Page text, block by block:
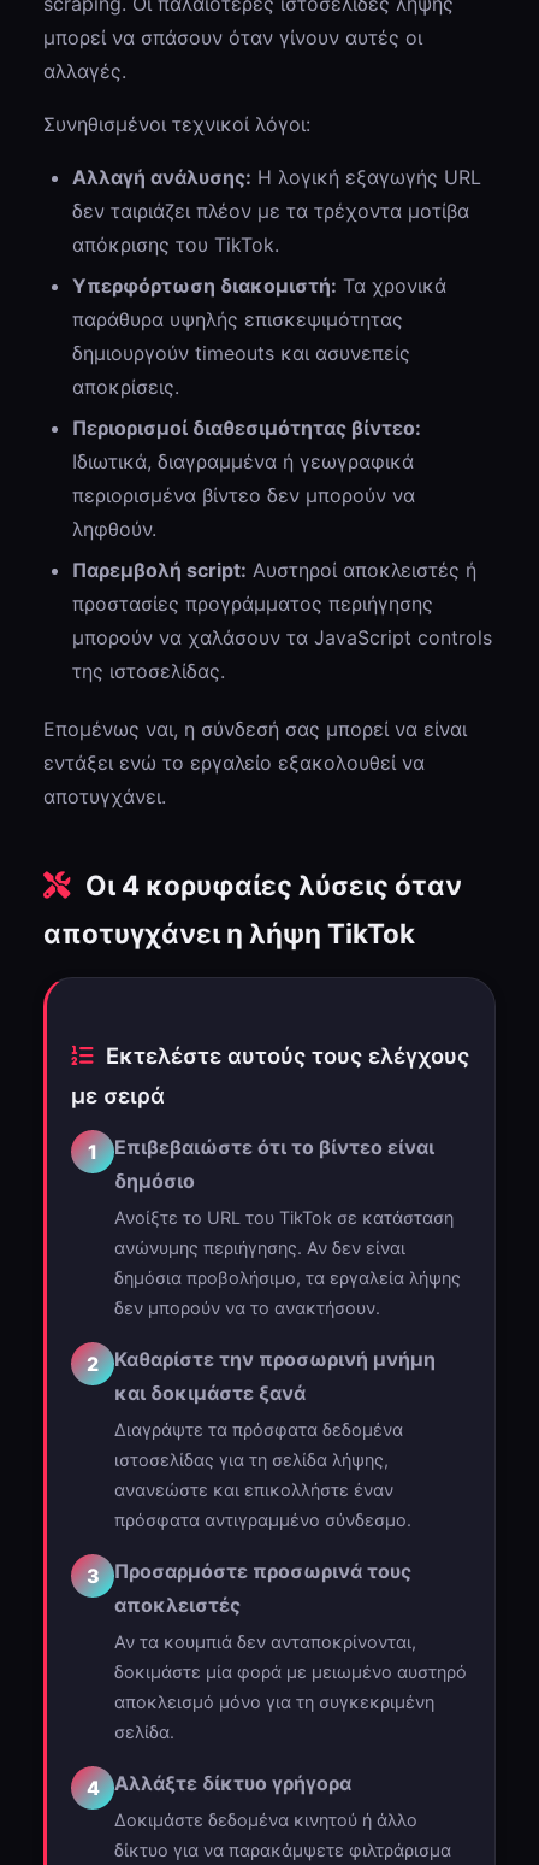
μπορεί να σπάσουν όταν γίνουν αυτές οι
αλλαγές.
Συνηθισμένοι τεχνικοί λόγοι:
Αλλαγή ανάλυσης: Η λογική εξαγωγής URL
δεν ταιριάζει πλέον με τα τρέχοντα μοτίβα
απόκρισης του TikTok.
Υπερφόρτωση διακομιστή: Τα χρονικά
παράθυρα υψηλής επισκεψιμότητας
δημιουργούν timeouts και ασυνεπείς
αποκρίσεις.
Περιορισμοί διαθεσιμότητας βίντεο:
Ιδιωτικά, διαγραμμένα ή γεωγραφικά
περιορισμένα βίντεο δεν μπορούν να
ληφθούν.
Παρεμβολή script: Αυστηροί αποκλειστές ή
προστασίες προγράμματος περιήγησης
μπορούν να χαλάσουν τα JavaScript controls
της ιστοσελίδας.
Επομένως ναι, η σύνδεσή σας μπορεί να είναι
εντάξει ενώ το εργαλείο εξακολουθεί να
αποτυγχάνει.
Οι 4 κορυφαίες λύσεις όταν
αποτυγχάνει η λήψη TikTok
Εκτελέστε αυτούς τους ελέγχους
με σειρά
1
Επιβεβαιώστε ότι το βίντεο είναι
δημόσιο
Ανοίξτε το URL του TikTok σε κατάσταση
ανώνυμης περιήγησης. Αν δεν είναι
δημόσια προβολήσιμο, τα εργαλεία λήψης
δεν μπορούν να το ανακτήσουν.
2
Καθαρίστε την προσωρινή μνήμη
και δοκιμάστε ξανά
Διαγράψτε τα πρόσφατα δεδομένα
ιστοσελίδας για τη σελίδα λήψης,
ανανεώστε και επικολλήστε έναν
πρόσφατα αντιγραμμένο σύνδεσμο.
3
Προσαρμόστε προσωρινά τους
αποκλειστές
Αν τα κουμπιά δεν ανταποκρίνονται,
δοκιμάστε μία φορά με μειωμένο αυστηρό
αποκλεισμό μόνο για τη συγκεκριμένη
σελίδα.
4 Αλλάξτε δίκτυο γρήγορα
Δοκιμάστε δεδομένα κινητού ή άλλο
δίκτυο για να παρακάμψετε φιλτράρισμα